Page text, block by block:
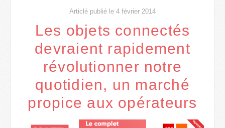
Articlé publié le 4 février 2014
Les objets connectés
devraient rapidement
révolutionner notre
quotidien, un marché
propice aux opérateurs